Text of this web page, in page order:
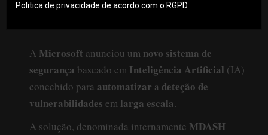
A Microsoft anunciou um novo sistema de
segurança baseado em Inteligência Artificial (IA)
concebido para automatizar a deteção de
vulnerabilidades em larga escala.
A solução, denominada internamente MDASH
Politica de privacidade de acordo com o RGPD